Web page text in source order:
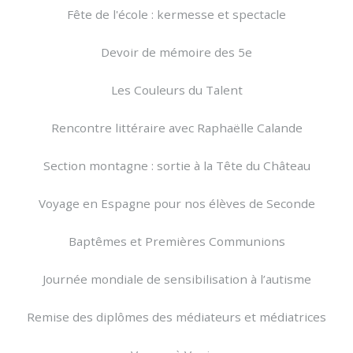
Fête de l'école : kermesse et spectacle
Devoir de mémoire des 5e
Les Couleurs du Talent
Rencontre littéraire avec Raphaëlle Calande
Section montagne : sortie à la Tête du Château
Voyage en Espagne pour nos élèves de Seconde
Baptêmes et Premières Communions
Journée mondiale de sensibilisation à l’autisme
Remise des diplômes des médiateurs et médiatrices